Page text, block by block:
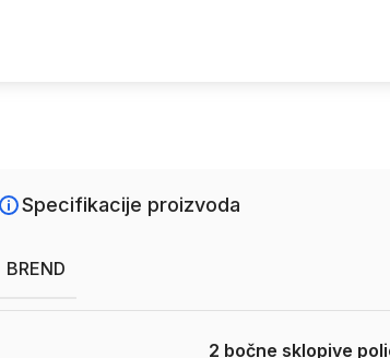
Specifikacije proizvoda
BREND
2 bočne sklopive